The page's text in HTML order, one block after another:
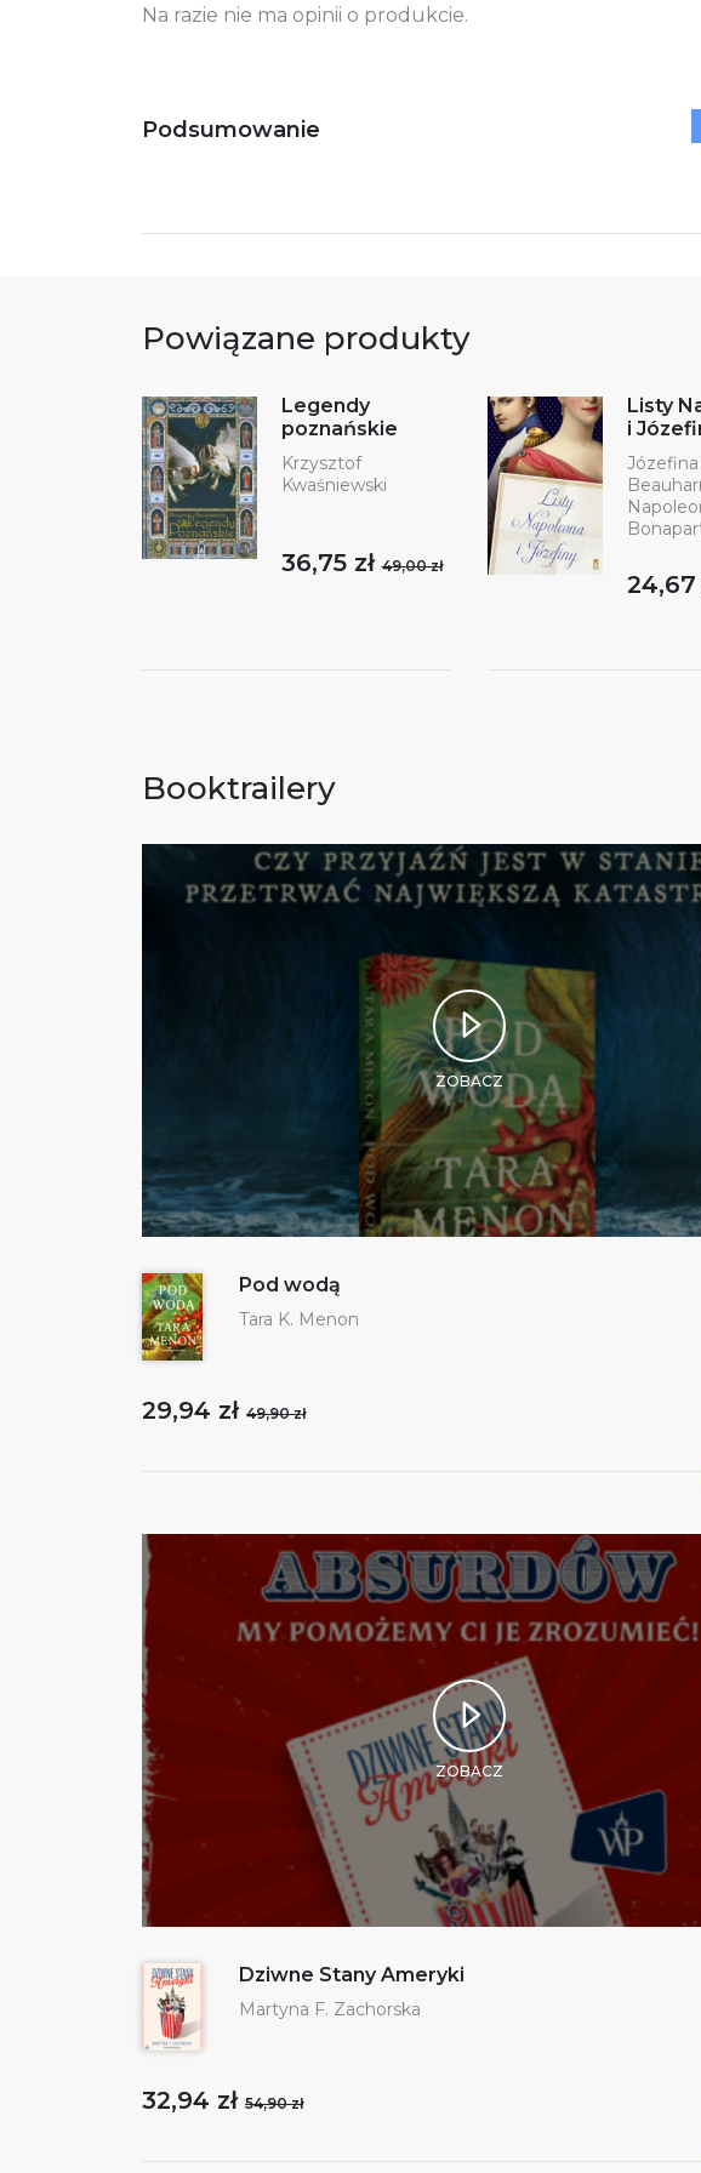
Ostrzeżenia oraz informacje dotyczące
Na razie nie ma opinii o produkcie.
Podsumowanie
Powiązane produkty
Legendy
poznańskie
Krzysztof
Kwaśniewski
36,75 zł49,00 zł
Listy
i
24,67
Booktrailery
ZOBACZ
Pod wodą
Tara K. Menon
29,94 zł 49,90 zł
ZOBACZ
Dziwne Stany Ameryki
Martyna F. Zachorska
32,94 zł 54,90 zł